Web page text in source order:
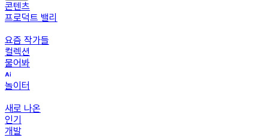
콘텐츠
프로덕트 밸리
요즘 작가들
컬렉션
물어봐
놀이터
새로 나온
인기
개발